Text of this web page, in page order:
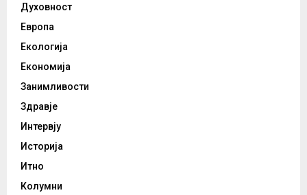
Духовност
Европа
Екологија
Економија
Занимливости
Здравје
Интервју
Историја
Итно
Колумни